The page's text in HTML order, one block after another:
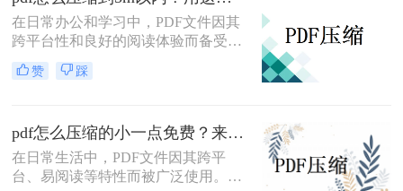
在日常办公和学习中，PDF文件因其
跨平台性和良好的阅读体验而备受欢
迎。然而，有时PDF文件过大，不仅
占用存储空间，还会影响传输速度。
的方法。
赞 踩
pdf怎么压缩的小一点免费？来试试这二种压缩方法！
在日常生活中，PDF文件因其跨平
台、易阅读等特性而被广泛使用。然